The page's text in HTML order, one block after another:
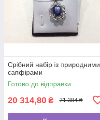
Срібний набір із природними
сапфірами
Готово до відправки
20 314,80 ₴ 21 384 ₴